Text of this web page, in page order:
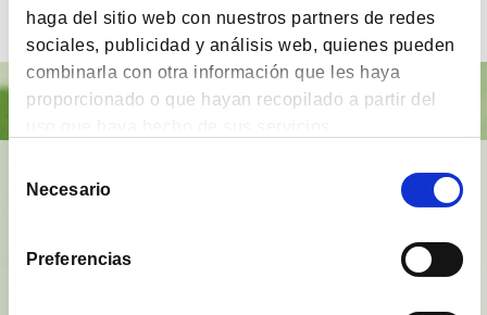
haga del sitio web con nuestros partners de redes
sociales, publicidad y análisis web, quienes pueden
combinarla con otra información que les haya
proporcionado o que hayan recopilado a partir del
deNecesario
Preferencias
BrainVestor: Psicología financiera
a los inversores